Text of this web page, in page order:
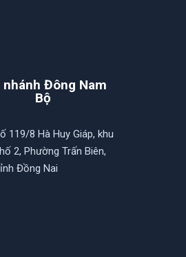
nhánh Đông Nam
Bộ
119/8 Hà Huy Giáp, khu
2, Phường Trấn Biên,
Đồng Nai